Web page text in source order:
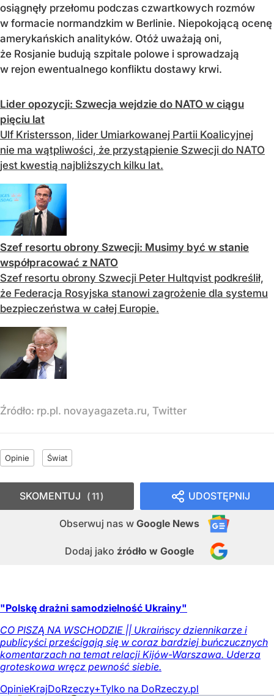
osiągnęły przełomu podczas czwartkowych rozmów
w formacie normandzkim w Berlinie. Niepokojącą ocenę
amerykańskich analityków. Otóż uważają oni,
że Rosjanie budują szpitale polowe i sprowadzają
w rejon ewentualnego konfliktu dostawy krwi.
Lider opozycji: Szwecja wejdzie do NATO w ciągu
pięciu lat
Ulf Kristersson, lider Umiarkowanej Partii Koalicyjnej
nie ma wątpliwości, że przystąpienie Szwecji do NATO
jest kwestią najbliższych kilku lat.
Szef resortu obrony Szwecji: Musimy być w stanie
współpracować z NATO
Szef resortu obrony Szwecji Peter Hultqvist podkreślił,
że Federacja Rosyjska stanowi zagrożenie dla systemu
bezpieczeństwa w całej Europie.
Źródło: rp.pl. novayagazeta.ru, Twitter
Opinie Świat
UDOSTĘPNIJ
Obserwuj nas w Google News
Dodaj jako źródło w Google
SKOMENTUJ 11
"Polskę drażni samodzielność Ukrainy"
CO PISZĄ NA WSCHODZIE || Ukraińscy dziennikarze i
publicyści prześcigają się w coraz bardziej buńczucznych
komentarzach na temat relacji Kijów-Warszawa. Uderza
groteskowa wręcz pewność siebie.
OpinieKrajDoRzeczy+Tylko na DoRzeczy.pl